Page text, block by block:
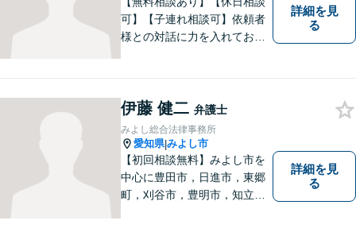
可】【子連れ相談可】依頼者
様との対話に力を入れており
ださい。
詳細を見
る
伊藤 健二 弁護士
みよし総合法律事務所
愛知県|みよし市
【初回相談無料】みよし市を
中心に豊田市，日進市，東郷
町，刈谷市，豊明市，知立市
詳細を見
る